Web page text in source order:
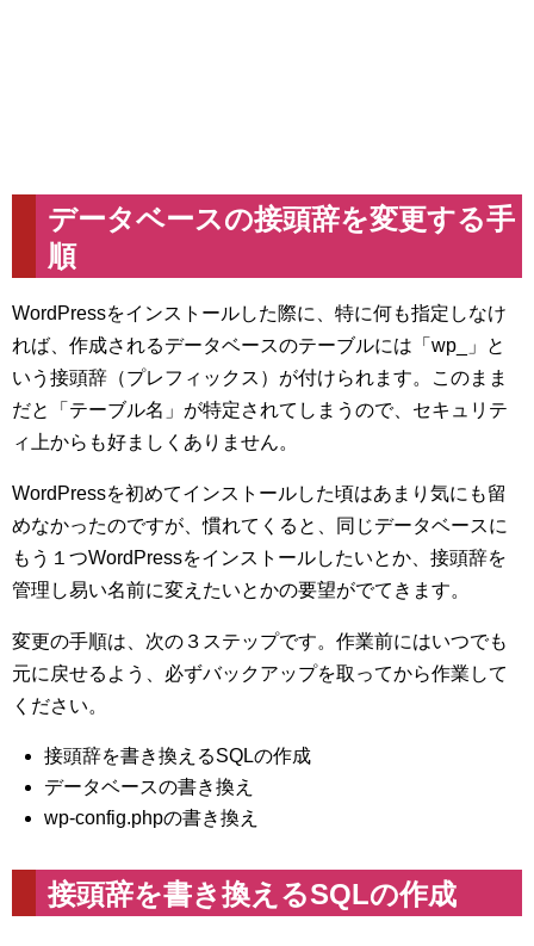
データベースの接頭辞を変更する手
順
WordPressをインストールした際に、特に何も指定しなけ
れば、作成されるデータベースのテーブルには「wp_」と
いう接頭辞（プレフィックス）が付けられます。このまま
だと「テーブル名」が特定されてしまうので、セキュリテ
ィ上からも好ましくありません。
WordPressを初めてインストールした頃はあまり気にも留
めなかったのですが、慣れてくると、同じデータベースに
もう１つWordPressをインストールしたいとか、接頭辞を
管理し易い名前に変えたいとかの要望がでてきます。
変更の手順は、次の３ステップです。作業前にはいつでも
元に戻せるよう、必ずバックアップを取ってから作業して
ください。
接頭辞を書き換えるSQLの作成
データベースの書き換え
wp-config.phpの書き換え
接頭辞を書き換えるSQLの作成